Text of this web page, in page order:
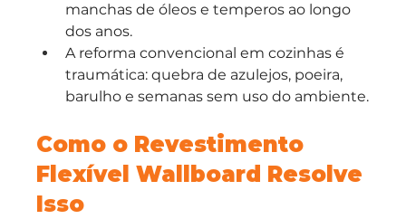
manchas de óleos e temperos ao longo
dos anos.
A reforma convencional em cozinhas é
traumática: quebra de azulejos, poeira,
barulho e semanas sem uso do ambiente.
Como o Revestimento
Flexível Wallboard Resolve
Isso